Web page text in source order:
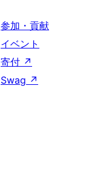
参加・貢献
イベント
寄付 ↗
Swag ↗